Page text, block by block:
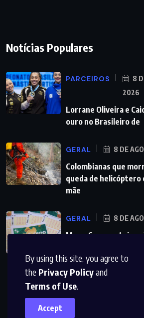
By using this site, you agree to
the Privacy Policyand
Terms of Use.
Accept
Notícias Populares
PARCEIROS
8
2026
Lorrane Oliveira e
ouro no Brasileiro de
GERAL 8 DE
Colombianas que
queda de helicóptero
mãe
GERAL 8 DE
Mega-Sena sorteia
acumulado de R$
domingo